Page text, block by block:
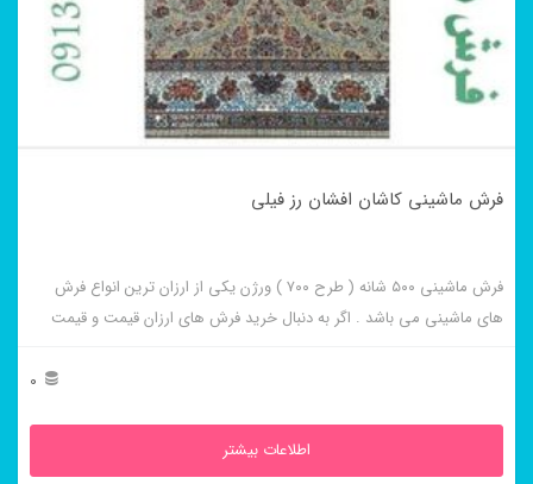
فرش ماشینی کاشان افشان رز فیلی
فرش ماشینی ۵۰۰ شانه ( طرح ۷۰۰ ) ورژن یکی از ارزان ترین انواع فرش
های ماشینی می باشد . اگر به دنبال خرید فرش های ارزان قیمت و قیمت
0
اطلاعات بیشتر